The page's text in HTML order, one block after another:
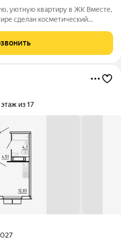
уютную квартиру в ЖК Вместе,
сделан косметический
ровные. Окно выходит во
этаж из 17